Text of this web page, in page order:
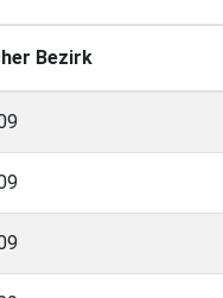
Bezirk